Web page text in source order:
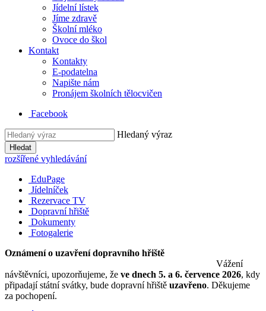
Jídelní lístek
Jíme zdravě
Školní mléko
Ovoce do škol
Kontakt
Kontakty
E-podatelna
Napište nám
Pronájem školních tělocvičen
Facebook
Hledaný výraz
Hledat
rozšířené vyhledávání
EduPage
Jídelníček
Rezervace TV
Dopravní hřiště
Dokumenty
Fotogalerie
Oznámení o uzavření dopravního hřiště
Vážení
návštěvníci, upozorňujeme, že ve dnech 5. a 6. července 2026, kdy
připadají státní svátky, bude dopravní hřiště uzavřeno. Děkujeme
za pochopení.